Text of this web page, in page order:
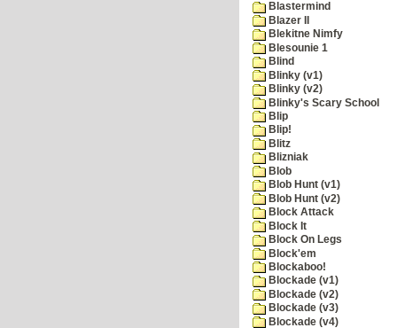
Blastermind
Blazer II
Blekitne Nimfy
Blesounie 1
Blind
Blinky (v1)
Blinky (v2)
Blinky's Scary School
Blip
Blip!
Blitz
Blizniak
Blob
Blob Hunt (v1)
Blob Hunt (v2)
Block Attack
Block It
Block On Legs
Block'em
Blockaboo!
Blockade (v1)
Blockade (v2)
Blockade (v3)
Blockade (v4)